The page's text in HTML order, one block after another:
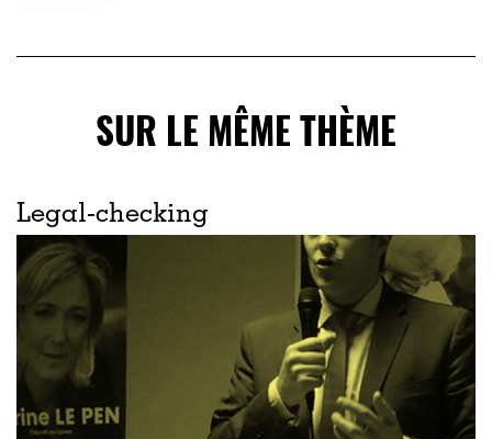
SUR LE MÊME THÈME
Legal-checking